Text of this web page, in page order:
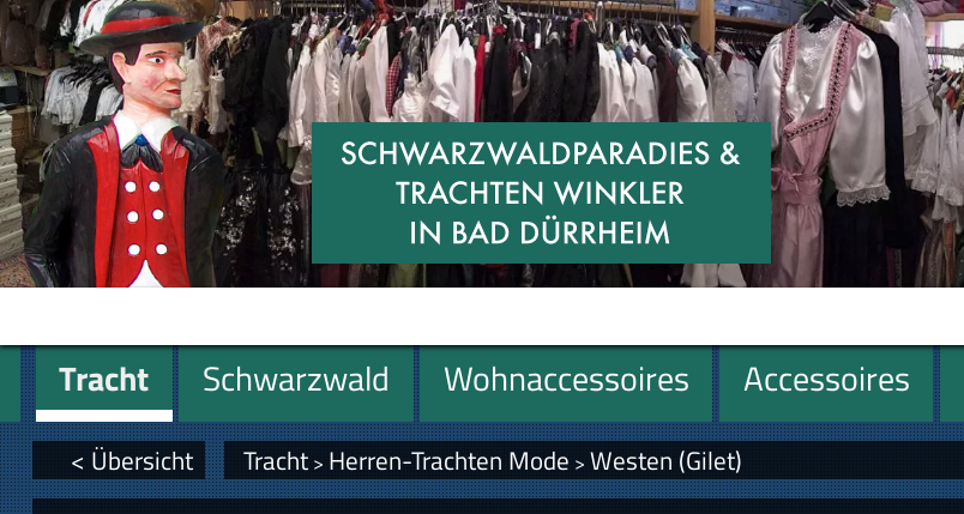
Tracht Schwarzwald Wohnaccessoires Accessoires
Geschenke
< Übersicht Tracht> Herren-Trachten Mode > Westen (Gilet)